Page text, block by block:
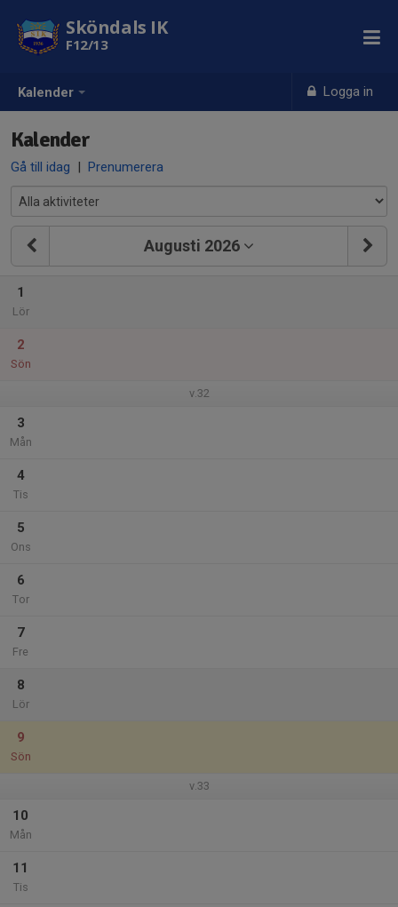
Kalender Logga in
Sköndals IK
F12/13
Kalender
Gå till idag | Prenumerera
Augusti 2026
1
Lör
2
Sön
v.32
3
Mån
4
Tis
5
Ons
6
Tor
7
Fre
8
Lör
9
Sön
v.33
10
Mån
11
Tis